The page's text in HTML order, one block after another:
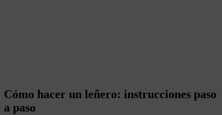
Cómo hacer un leñero: instrucciones paso
a paso